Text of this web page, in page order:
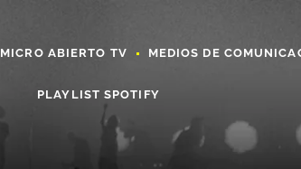
MICRO ABIERTO TV MEDIOS DE
PLAYLIST SPOTIFY